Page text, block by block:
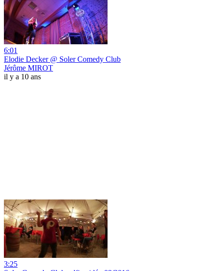
6:01
Elodie Decker @ Soler Comedy Club
Jérôme MIROT
il y a 10 ans
3:25